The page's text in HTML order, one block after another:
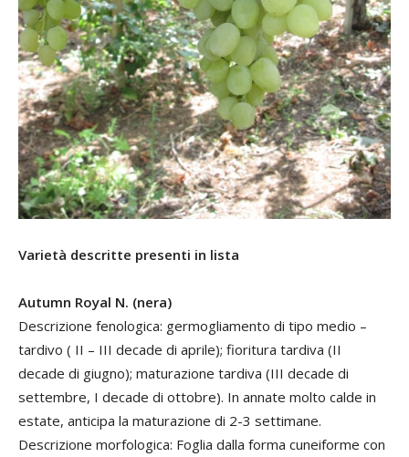
Varietà descritte presenti in lista
Autumn Royal N. (nera)
Descrizione fenologica: germogliamento di tipo medio –
tardivo ( II – III decade di aprile); fioritura tardiva (II
decade di giugno); maturazione tardiva (III decade di
settembre, I decade di ottobre). In annate molto calde in
estate, anticipa la maturazione di 2-3 settimane.
Descrizione morfologica: Foglia dalla forma cuneiforme con